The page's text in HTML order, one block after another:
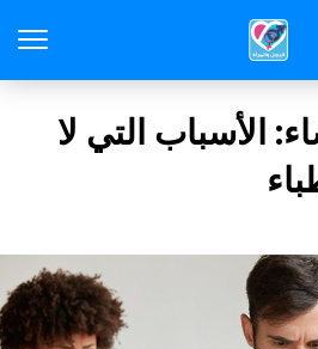
الأسباب التي لا